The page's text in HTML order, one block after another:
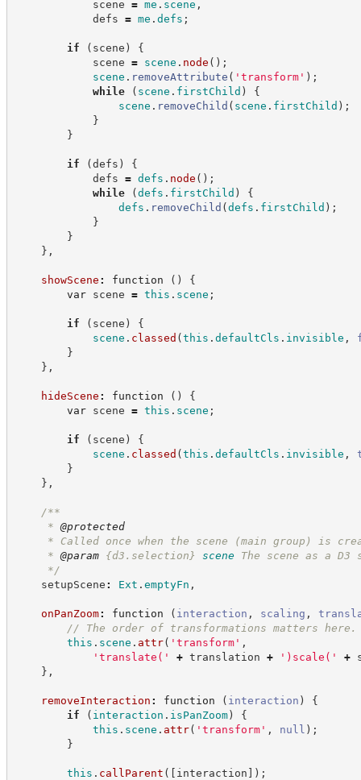
scene = me . scene ,
defs = me . defs ;
if ( scene )
{
scene = scene . node ( ) ;
scene . removeAttribute ( ' transform' ) ;
while
( scene . firstChild )
{
scene . removeChild ( scene . firstChild ) ;
}
}
if (defs )
{
defs = defs . node ( ) ;
while
(defs . firstChild )
{
defs . removeChild (defs . firstChild ) ;
}
}
} ,
showScene : function ( )
{
var scene = this . scene ;
if ( scene )
{
scene . classed (this . defaultCls . invisible ,
}
} ,
hideScene : function ( )
{
var scene = this . scene ;
if ( scene )
{
scene . classed (this . defaultCls . invisible ,
}
} ,
/**
* @protected
* Called once when the scene (main group) is
* @param {d3.selection} scene
The scene as a
*/
setupScene : Ext . emptyFn ,
onPanZoom: function ( interaction , scaling ,
// The order of transformations matters here.
this . scene . attr( ' transform' ,
' translate( ' + translation + ' )scale( ' +
} ,
removeInteraction : function ( interaction )
{
if
( interaction . isPanZoom)
{
this . scene . attr( ' transform' , null ) ;
}
this . callParent ( [ interaction ] ) ;